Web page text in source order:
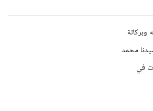
وبركاتة
محمد
في